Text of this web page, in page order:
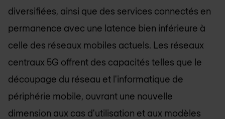
diversifiées, ainsi que des services connectés en
permanence avec une latence bien inférieure à
celle des réseaux mobiles actuels. Les réseaux
centraux 5G offrent des capacités telles que le
découpage du réseau et l'informatique de
périphérie mobile, ouvrant une nouvelle
dimension aux cas d'utilisation et aux modèles